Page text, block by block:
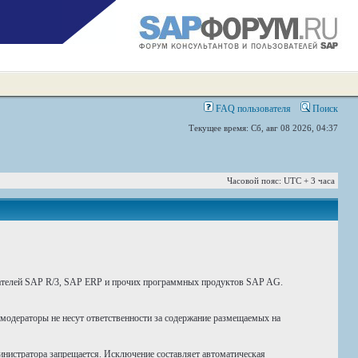
FAQ пользователя Поиск
Текущее время: Сб, авг 08 2026, 04:37
Часовой пояс: UTC + 3 часа
SAP R/3, SAP ERP и прочих программных продуктов SAP AG.
не несут ответственности за содержание размещаемых на
запрещается. Исключение составляет автоматическая